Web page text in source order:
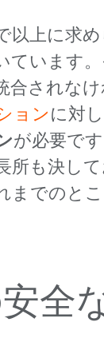
以上に求
ています
されなけ
ョン に対
が必要です
所も決し
までのと
全